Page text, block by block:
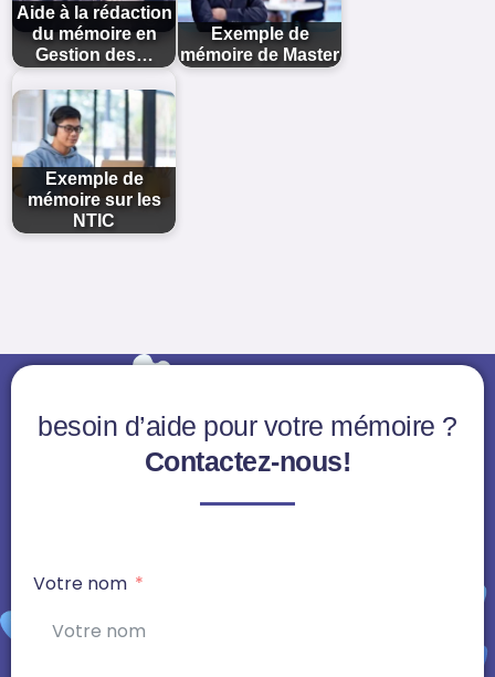
Aide à la rédaction
du mémoire en
Gestion des…
Exemple de
mémoire de Master
Exemple de
mémoire sur les
NTIC
besoin d’aide pour votre mémoire ?
Contactez-nous!
Votre nom